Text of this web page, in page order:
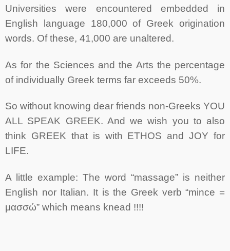
Universities were encountered embedded in
English language 180,000 of Greek origination
words. Of these, 41,000 are unaltered.
As for the Sciences and the Arts the percentage
of individually Greek terms far exceeds 50%.
So without knowing dear friends non-Greeks YOU
ALL SPEAK GREEK. And we wish you to also
think GREEK that is with ETHOS and JOY for
LIFE.
A little example: The word “massage” is neither
English nor Italian. It is the Greek verb “mince =
μασσώ” which means knead !!!!